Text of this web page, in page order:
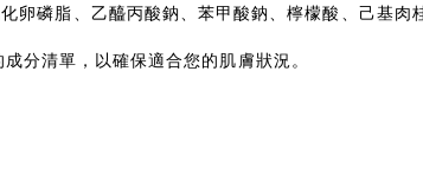
磷脂、乙醯丙酸鈉、苯甲酸鈉、檸檬酸、己基肉
分清單，以確保適合您的肌膚狀況。